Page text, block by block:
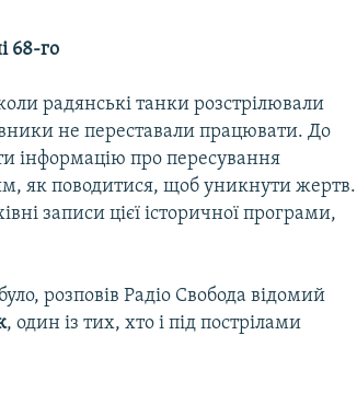
68-го
радянські танки розстрілювали
не переставали працювати. До
інформацію про пересування
як поводитися, щоб уникнути жертв.
записи цієї історичної програми,
розповів Радіо Свобода відомий
, один із тих, хто і під пострілами